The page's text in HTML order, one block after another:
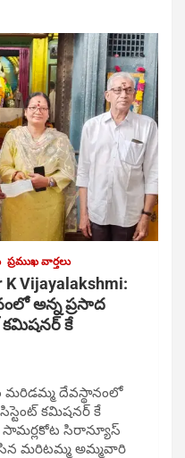
ప్రముఖ వార్తలు
K Vijayalakshmi:
అన్న ప్రసాద
కమిషనర్ కే
మరిడమ్మ దేవస్థానంలో
కమిషనర్ కే
సామర్లకోట సిరాన్యూస్
మరిటమ్మ అమ్మవారి